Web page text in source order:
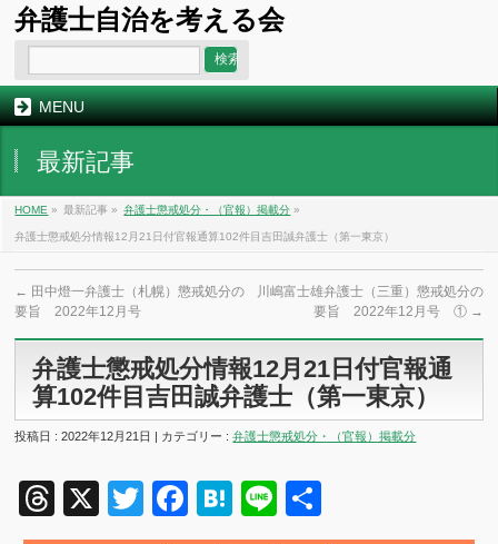
弁護士自治を考える会
MENU
最新記事
HOME » 最新記事 » 弁護士懲戒処分・（官報）掲載分 »
弁護士懲戒処分情報12月21日付官報通算102件目吉田誠弁護士（第一東京）
← 田中燈一弁護士（札幌）懲戒処分の
要旨 2022年12月号
川嶋富士雄弁護士（三重）懲戒処分の
要旨 2022年12月号 ① →
弁護士懲戒処分情報12月21日付官報通
算102件目吉田誠弁護士（第一東京）
投稿日 : 2022年12月21日 | カテゴリー :弁護士懲戒処分・（官報）掲載分
Threads
X TwitterFacebook
Hatena
Line
有